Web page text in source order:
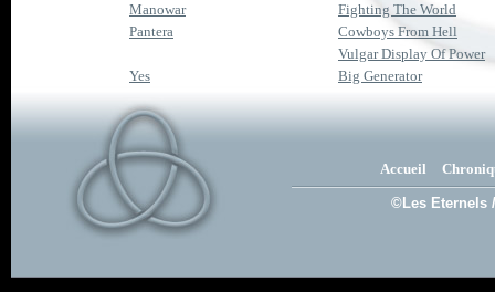
Manowar
Fighting The World
Pantera
Cowboys From Hell
Vulgar Display Of Power
Yes
Big Generator
Accueil
©Les Eternels